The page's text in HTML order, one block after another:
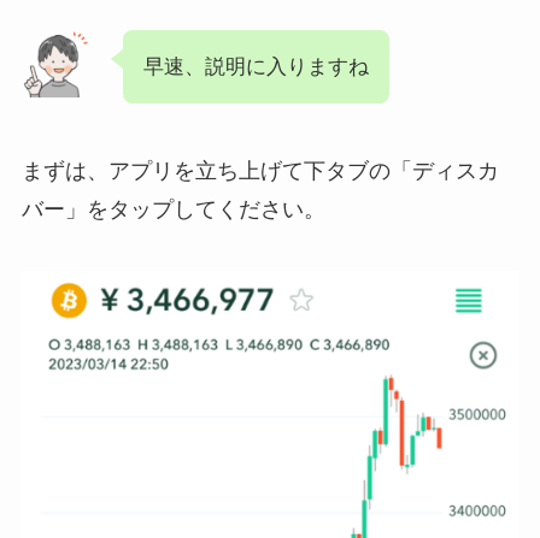
早速、説明に入りますね
まずは、アプリを立ち上げて下タブの「ディスカ
バー」をタップしてください。